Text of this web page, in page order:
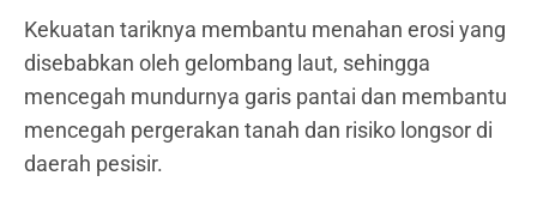
Kekuatan tariknya membantu menahan erosi yang
disebabkan oleh gelombang laut, sehingga
mencegah mundurnya garis pantai dan membantu
mencegah pergerakan tanah dan risiko longsor di
daerah pesisir.